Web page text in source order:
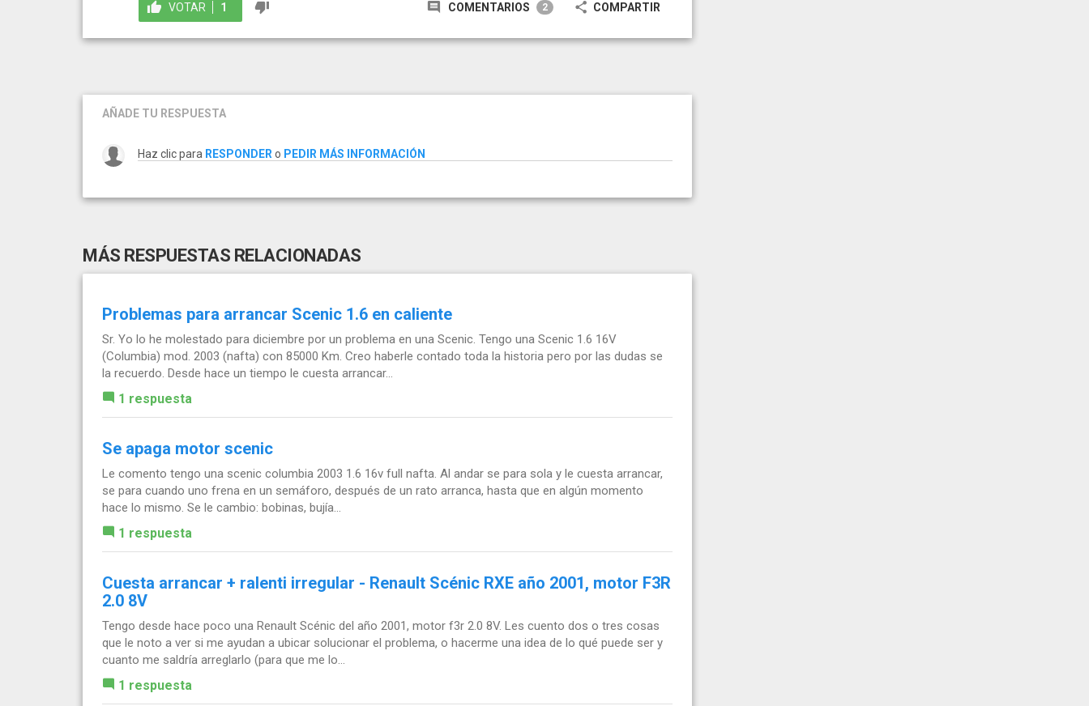
VOTAR 1 COMENTARIOS 2 COMPARTIR
AÑADE TU RESPUESTA
Haz clic para RESPONDERo PEDIR MÁS INFORMACIÓN
MÁS RESPUESTAS RELACIONADAS
Problemas para arrancar Scenic 1.6 en caliente
Sr. Yo lo he molestado para diciembre por un problema en una Scenic. Tengo una Scenic 1.6 16V
(Columbia) mod. 2003 (nafta) con 85000 Km. Creo haberle contado toda la historia pero por las dudas se
la recuerdo. Desde hace un tiempo le cuesta arrancar...
1 respuesta
Se apaga motor scenic
Le comento tengo una scenic columbia 2003 1.6 16v full nafta. Al andar se para sola y le cuesta arrancar,
se para cuando uno frena en un semáforo, después de un rato arranca, hasta que en algún momento
hace lo mismo. Se le cambio: bobinas, bujía...
1 respuesta
Cuesta arrancar + ralenti irregular - Renault Scénic RXE año 2001, motor F3R
2.0 8V
Tengo desde hace poco una Renault Scénic del año 2001, motor f3r 2.0 8V. Les cuento dos o tres cosas
que le noto a ver si me ayudan a ubicar solucionar el problema, o hacerme una idea de lo qué puede ser y
cuanto me saldría arreglarlo (para que me lo...
1 respuesta